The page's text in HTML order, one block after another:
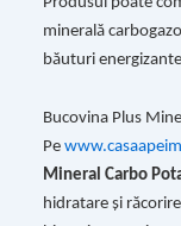
minerală
băuturi
Bucovina Plus
Pe
Mineral Carbo
hidratare și